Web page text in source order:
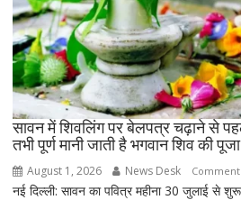
सावन में शिवलिंग पर बेलपत्र चढ़ाने से
तभी पूर्ण मानी जाती है भगवान शिव की पूजा
August 1, 2026 News Desk
नई दिल्ली: सावन का पवित्र महीना 30 जुलाई से